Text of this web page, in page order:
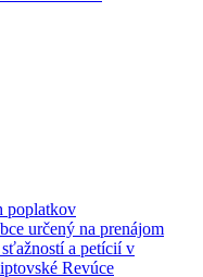
poplatkov
určený na prenájom
a petícií v
Revúce